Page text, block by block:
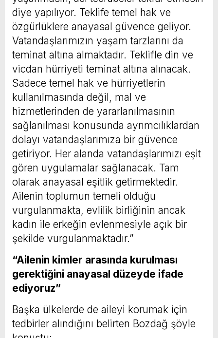
diye yapılıyor. Teklife temel hak ve
özgürlüklere anayasal güvence geliyor.
Vatandaşlarımızın yaşam tarzlarını da
teminat altına almaktadır. Teklifle din ve
vicdan hürriyeti teminat altına alınacak.
Sadece temel hak ve hürriyetlerin
kullanılmasında değil, mal ve
hizmetlerinden de yararlanılmasının
sağlanılması konusunda ayrımcılıklardan
dolayı vatandaşlarımıza bir güvence
getiriyor. Her alanda vatandaşlarımızı eşit
gören uygulamalar sağlanacak. Tam
olarak anayasal eşitlik getirmektedir.
Ailenin toplumun temeli olduğu
vurgulanmakta, evlilik birliğinin ancak
kadın ile erkeğin evlenmesiyle açık bir
şekilde vurgulanmaktadır.”
“Ailenin kimler arasında kurulması
gerektiğini anayasal düzeyde ifade
ediyoruz”
Başka ülkelerde de aileyi korumak için
tedbirler alındığını belirten Bozdağ şöyle